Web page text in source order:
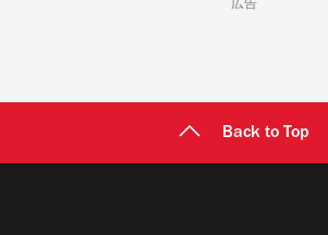
広告
Back to Top